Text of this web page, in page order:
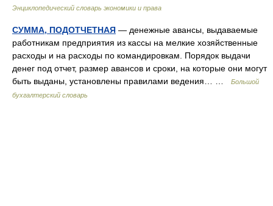
Энциклопедический словарь экономики и права
СУММА, ПОДОТЧЕТНАЯ — денежные авансы, выдаваемые
работникам предприятия из кассы на мелкие хозяйственные
расходы и на расходы по командировкам. Порядок выдачи
денег под отчет, размер авансов и сроки, на которые они могут
быть выданы, установлены правилами ведения… …
Большой
бухгалтерский словарь